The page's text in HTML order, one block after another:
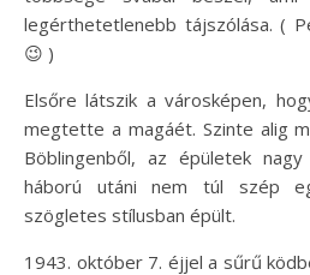
legérthetetlenebb tájszólása. (
😉 )
Elsőre látszik a városképen,
megtette a magáét. Szinte alig
Böblingenből, az épületek
háború utáni nem túl szép
szögletes stílusban épült.
1943. október 7. éjjel a sűrű